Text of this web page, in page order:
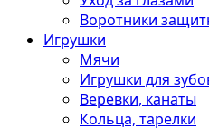
Воротники
Игрушки
Мячи
Игрушки для
Веревки, канаты
Кольца, тарелки